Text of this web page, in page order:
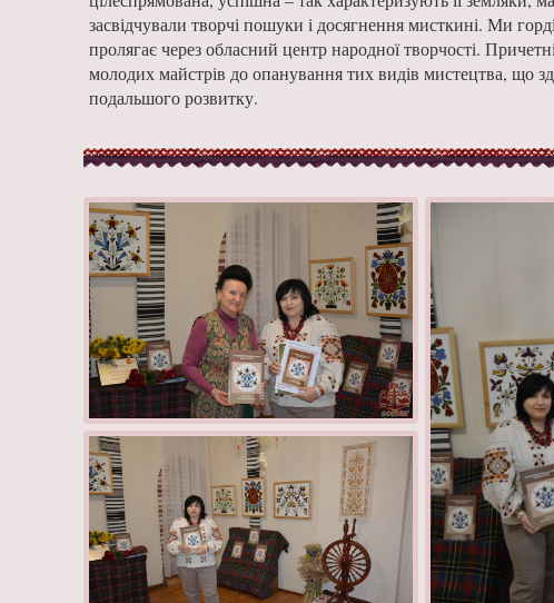
засвідчували творчі пошуки і досягнення мисткині. Ми
пролягає через обласний центр народної творчості.
молодих майстрів до опанування тих видів мистецтва, що
подальшого розвитку.